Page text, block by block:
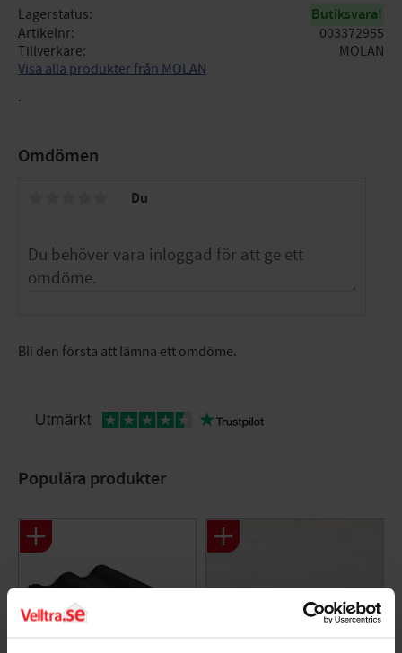
Lagerstatus
Butiksvara!
Artikelnr
003372955
Tillverkare
MOLAN
Visa alla produkter från MOLAN
.
Omdömen
Du
Bli den första att lämna ett omdöme.
Populära produkter